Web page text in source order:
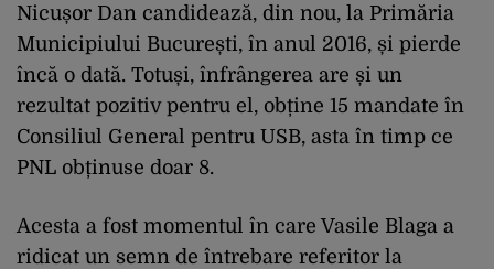
Nicușor Dan candidează, din nou, la Primăria
Municipiului București, în anul 2016, și pierde
încă o dată. Totuși, înfrângerea are și un
rezultat pozitiv pentru el, obține 15 mandate în
Consiliul General pentru USB, asta în timp ce
PNL obținuse doar 8.
Acesta a fost momentul în care Vasile Blaga a
ridicat un semn de întrebare referitor la